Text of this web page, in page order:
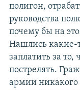
полигон,
руководства
почему бы на
Нашлись какие-
заплатить за то,
пострелять.
армии